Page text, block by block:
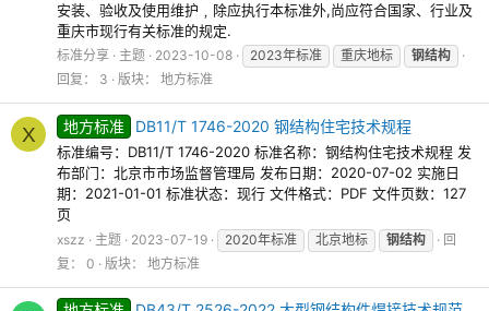
安装、验收及使用维护﹐除应执行本标准外,尚应符合国家、行业及
重庆市现行有关标准的规定.
标准分享 主题 2023-10-08 2023年标准 重庆地标
钢结构
回复： 3
版块： 地方标准
X 地方标准 DB11/T 1746-2020 钢结构住宅技术规程
标准编号：DB11/T 1746-2020 标准名称：钢结构住宅技术规程 发
布部门：北京市市场监督管理局 发布日期：2020-07-02 实施日
期：2021-01-01 标准状态：现行 文件格式：PDF 文件页数：127
页
xszz 主题 2023-07-19 2020年标准 北京地标 钢结构
回
复： 0
版块： 地方标准